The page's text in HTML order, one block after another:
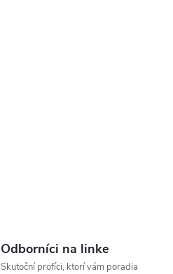
Odborníci na linke
Skutoční profíci, ktorí vám poradia